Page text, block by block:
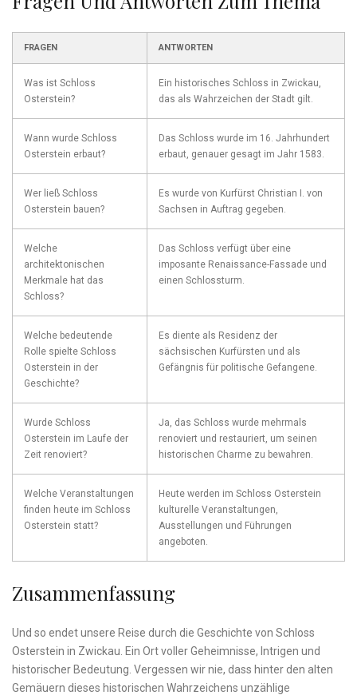
FRAGEN ANTWORTEN
Was​ ist Schloss
Osterstein?
Ein historisches ⁣Schloss ​in Zwickau,
das ⁤als Wahrzeichen der Stadt gilt.
Wann wurde⁣ Schloss
Osterstein erbaut?
Das Schloss wurde‌ im 16. Jahrhundert
erbaut, genauer gesagt im Jahr 1583.
Wer ‌ließ Schloss⁣
Osterstein bauen?
Es wurde von‌ Kurfürst Christian I.⁢ von
Sachsen in‍ Auftrag⁣ gegeben.
Welche⁤
architektonischen
Merkmale⁢ hat das‍
Schloss?
Das Schloss⁢ verfügt⁣ über​ eine
imposante Renaissance-Fassade und
einen Schlossturm.
Welche bedeutende
Rolle⁤ spielte Schloss
Osterstein in der
Geschichte?
Es diente ⁢als Residenz der
sächsischen Kurfürsten ⁤und ⁢als
‍Gefängnis für politische Gefangene.
Wurde Schloss
Osterstein im Laufe der
Zeit‌ renoviert?
Ja, das Schloss‍ wurde ⁣mehrmals
renoviert und restauriert, um ‍seinen
historischen Charme zu bewahren.
Welche Veranstaltungen​
finden​ heute im Schloss
Osterstein ⁤statt?
Heute werden im⁢ Schloss Osterstein
kulturelle Veranstaltungen,
Ausstellungen und ⁤Führungen
⁢angeboten.
Zusammenfassung
Und so endet unsere Reise durch die Geschichte von ⁤Schloss
⁤Osterstein​ in Zwickau. ⁣Ein Ort voller Geheimnisse, Intrigen und
historischer ⁢Bedeutung. Vergessen‌ wir ⁤nie, dass hinter den alten‌
Gemäuern ​dieses ⁤historischen Wahrzeichens unzählige